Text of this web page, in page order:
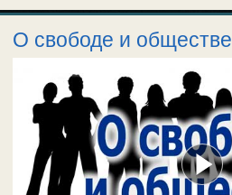
О свободе и обществе